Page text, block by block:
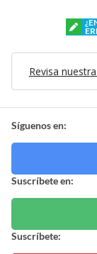
Revisa
Síguenos en:
Suscríbete en:
Suscríbete: